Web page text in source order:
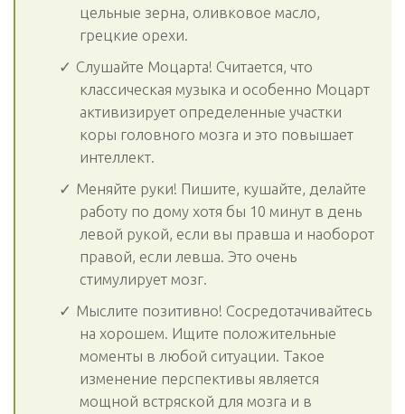
цельные зерна, оливковое масло,
грецкие орехи.
Слушайте Моцарта! Считается, что
классическая музыка и особенно Моцарт
активизирует определенные участки
коры головного мозга и это повышает
интеллект.
Меняйте руки! Пишите, кушайте, делайте
работу по дому хотя бы 10 минут в день
левой рукой, если вы правша и наоборот
правой, если левша. Это очень
стимулирует мозг.
Мыслите позитивно! Сосредотачивайтесь
на хорошем. Ищите положительные
моменты в любой ситуации. Такое
изменение перспективы является
мощной встряской для мозга и в